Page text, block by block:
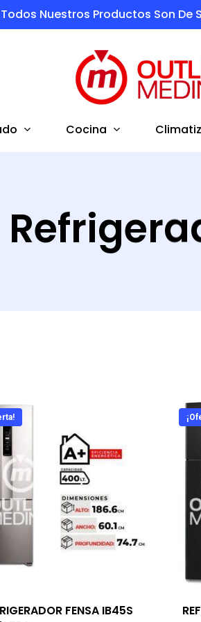
Todos Nuestros Productos Son De
Cocina
FENSA IB45S